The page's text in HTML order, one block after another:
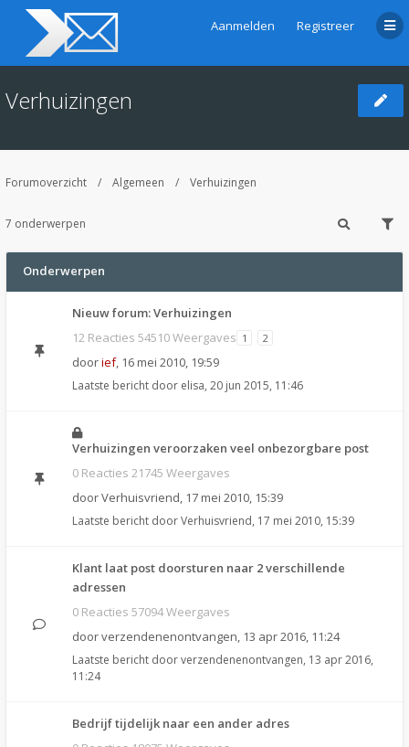
Aanmelden Registreer
Verhuizingen
Forumoverzicht Algemeen Verhuizingen
7 onderwerpen
Onderwerpen
Nieuw forum: Verhuizingen
12 Reacties 54510 Weergaves 1 2
doorief, 16 mei 2010, 19:59
Laatste bericht door elisa, 20 jun 2015, 11:46
Verhuizingen veroorzaken veel onbezorgbare post
0 Reacties 21745 Weergaves
doorVerhuisvriend, 17 mei 2010, 15:39
Laatste bericht doorVerhuisvriend, 17 mei 2010, 15:39
Klant laat post doorsturen naar 2 verschillende
adressen
0 Reacties 57094 Weergaves
doorverzendenenontvangen, 13 apr 2016, 11:24
Laatste bericht doorverzendenenontvangen, 13 apr 2016,
11:24
Bedrijf tijdelijk naar een ander adres